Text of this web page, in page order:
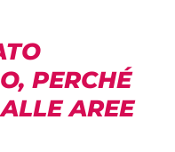
PERCHÉ
AREE